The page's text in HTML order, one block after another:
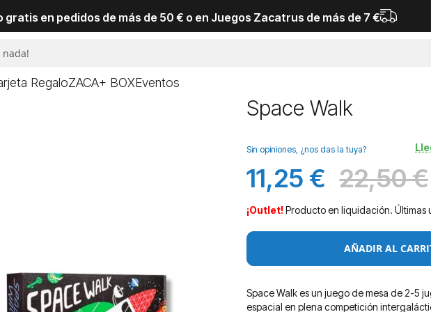
gratis en pedidos de más de 50 € o en Juegos Zacatrus de más de 7 €
RegaloZACA+ BOXEventos
Space Walk
Sin opiniones, ¿nos das la tuya?
Precio
especial
11,25 € Antes
22,50 €
¡Outlet!Producto en liquidación. Últimas
AÑADIR AL
Space Walk es un juego de mesa de 2-5
espacial en plena competición